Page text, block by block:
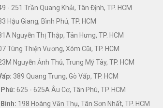
- 251 Trần Quang Khải, Tân Định, TP. HCM
Hậu Giang, Bình Phú, TP. HCM
Nguyễn Thị Thập, Tân Hưng, TP. HCM
Tùng Thiện Vương, Xóm Cũi, TP. HCM
Nguyễn Ảnh Thủ, Trung Mỹ Tây, TP. HCM
389 Quang Trung, Gò Vấp, TP. HCM
625 - 625A Âu Cơ, Tân Phú, TP. HCM
198 Hoàng Văn Thụ, Tân Sơn Nhất, TP. HCM